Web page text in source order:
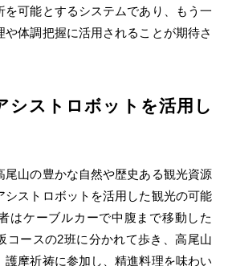
を可能とするシステムであり、もう一
体調把握に活用されることが期待さ
シストロボットを活用し
尾山の豊かな自然や歴史ある観光資源
シストロボットを活用した観光の可能
はケーブルカーで中腹まで移動した
コースの2班に分かれて歩き、高尾山
護摩祈祷に参加し、精進料理を味わい